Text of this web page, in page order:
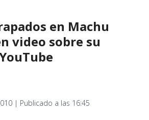
en Machu
video sobre su
| Publicado a las 16:45